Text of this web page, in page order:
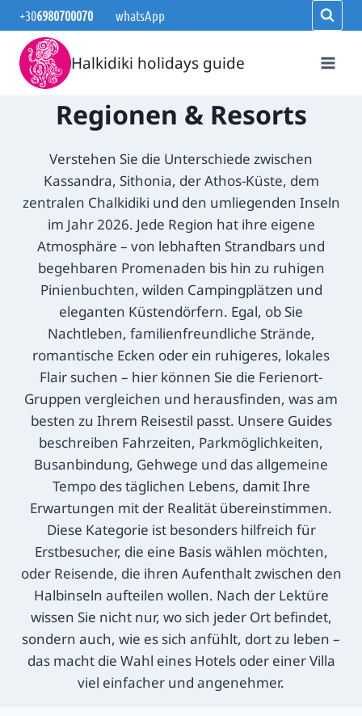
Zum
Inhalt
springen
+306980700070 whatsApp
Halkidiki holidays guide
Regionen & Resorts
Verstehen Sie die Unterschiede zwischen
Kassandra, Sithonia, der Athos-Küste, dem
zentralen Chalkidiki und den umliegenden Inseln
im Jahr 2026. Jede Region hat ihre eigene
Atmosphäre – von lebhaften Strandbars und
begehbaren Promenaden bis hin zu ruhigen
Pinienbuchten, wilden Campingplätzen und
eleganten Küstendörfern. Egal, ob Sie
Nachtleben, familienfreundliche Strände,
romantische Ecken oder ein ruhigeres, lokales
Flair suchen – hier können Sie die Ferienort-
Gruppen vergleichen und herausfinden, was am
besten zu Ihrem Reisestil passt. Unsere Guides
beschreiben Fahrzeiten, Parkmöglichkeiten,
Busanbindung, Gehwege und das allgemeine
Tempo des täglichen Lebens, damit Ihre
Erwartungen mit der Realität übereinstimmen.
Diese Kategorie ist besonders hilfreich für
Erstbesucher, die eine Basis wählen möchten,
oder Reisende, die ihren Aufenthalt zwischen den
Halbinseln aufteilen wollen. Nach der Lektüre
wissen Sie nicht nur, wo sich jeder Ort befindet,
sondern auch, wie es sich anfühlt, dort zu leben –
das macht die Wahl eines Hotels oder einer Villa
viel einfacher und angenehmer.